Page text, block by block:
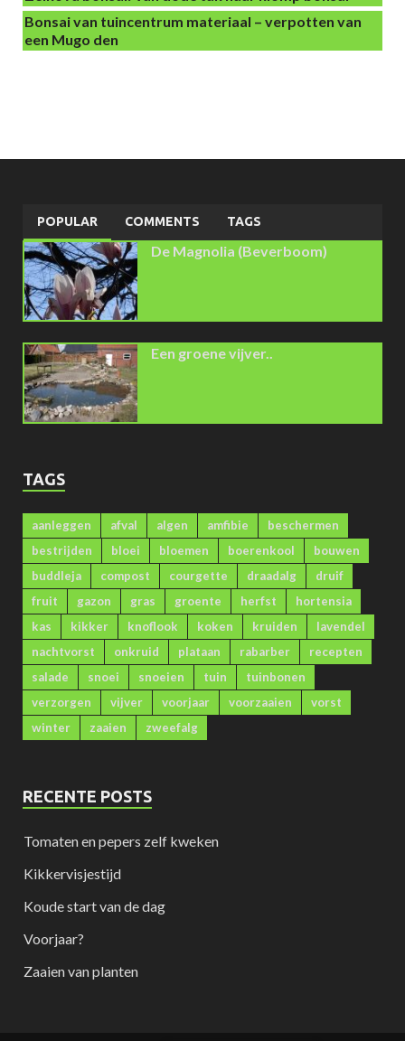
Bonsai van tuincentrum materiaal – verpotten van
een Mugo den
POPULAR COMMENTS TAGS
De Magnolia (Beverboom)
Een groene vijver..
TAGS
aanleggen afval algen amfibie
beschermen
bestrijden
bloei bloemen boerenkool
bouwen
buddleja
compost courgette draadalg
druif
fruit
gazon gras groente herfst
hortensia
kas
kikker knoflook koken kruiden
lavendel
nachtvorst
onkruid plataan rabarber
recepten
salade
snoei snoeien tuin
tuinbonen
verzorgen
vijver voorjaar voorzaaien
vorst
winter
zaaien zweefalg
RECENTE POSTS
Tomaten en pepers zelf kweken
Kikkervisjestijd
Koude start van de dag
Voorjaar?
Zaaien van planten